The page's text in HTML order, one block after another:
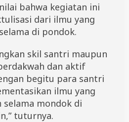
bahwa kegiatan ini
dari ilmu yang
di pondok.
skil santri maupun
dan aktif
begitu para santri
ilmu yang
selama mondok di
tuturnya.